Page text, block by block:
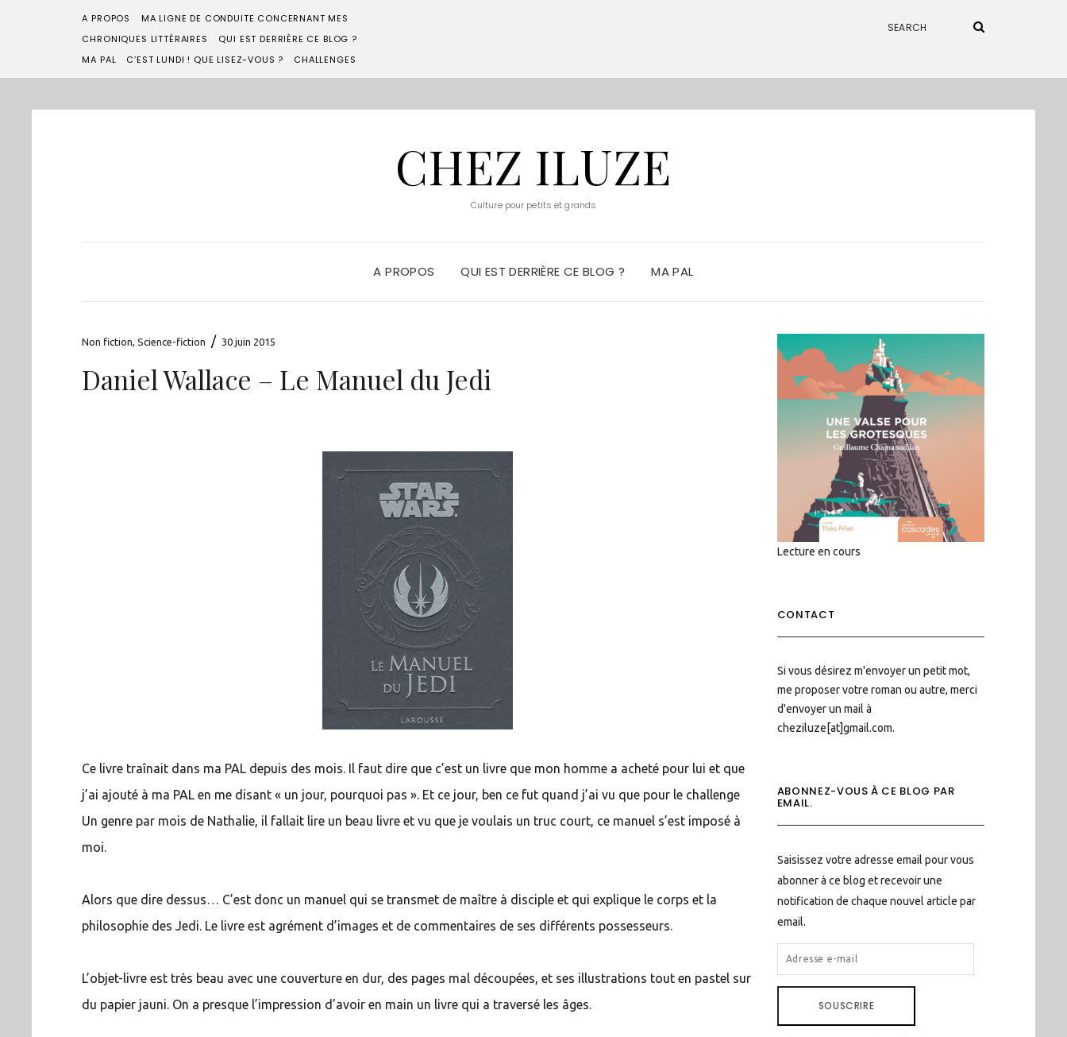
A PROPOS
MA LIGNE DE CONDUITE CONCERNANT MES
CHRONIQUES LITTÉRAIRES
QUI EST DERRIÈRE CE BLOG ?
MA PAL
C’EST LUNDI ! QUE LISEZ-VOUS ? CHALLENGES
CHEZ ILUZE
Culture pour petits et grands
A PROPOS QUI EST DERRIÈRE CE BLOG ? MA PAL
Non fiction,Science-fiction / 30 juin 2015
Daniel Wallace – Le Manuel du Jedi
Ce livre traînait dans ma PAL depuis des mois. Il faut dire que c’est un livre que mon homme a acheté pour lui et que
j’ai ajouté à ma PAL en me disant « un jour, pourquoi pas ». Et ce jour, ben ce fut quand j’ai vu que pour le challenge
Un genre par mois de Nathalie, il fallait lire un beau livre et vu que je voulais un truc court, ce manuel s’est imposé à
moi.
Alors que dire dessus… C’est donc un manuel qui se transmet de maître à disciple et qui explique le corps et la
philosophie des Jedi. Le livre est agrément d’images et de commentaires de ses différents possesseurs.
L’objet-livre est très beau avec une couverture en dur, des pages mal découpées, et ses illustrations tout en pastel sur
du papier jauni. On a presque l’impression d’avoir en main un livre qui a traversé les âges.
Lecture en cours
CONTACT
Si vous désirez m'envoyer un petit mot,
me proposer votre roman ou autre, merci
d'envoyer un mail à
cheziluze[at]gmail.com.
ABONNEZ-VOUS À CE BLOG PAR
EMAIL.
Saisissez votre adresse email pour vous
abonner à ce blog et recevoir une
notification de chaque nouvel article par
email.
ADRESSE
E-
SOUSCRIRE